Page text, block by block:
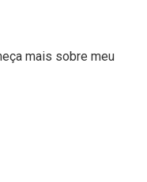
mais sobre meu